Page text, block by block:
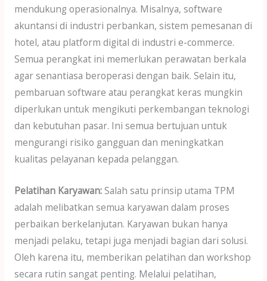
mendukung operasionalnya. Misalnya, software
akuntansi di industri perbankan, sistem pemesanan di
hotel, atau platform digital di industri e-commerce.
Semua perangkat ini memerlukan perawatan berkala
agar senantiasa beroperasi dengan baik. Selain itu,
pembaruan software atau perangkat keras mungkin
diperlukan untuk mengikuti perkembangan teknologi
dan kebutuhan pasar. Ini semua bertujuan untuk
mengurangi risiko gangguan dan meningkatkan
kualitas pelayanan kepada pelanggan.
Pelatihan Karyawan:Salah satu prinsip utama TPM
adalah melibatkan semua karyawan dalam proses
perbaikan berkelanjutan. Karyawan bukan hanya
menjadi pelaku, tetapi juga menjadi bagian dari solusi.
Oleh karena itu, memberikan pelatihan dan workshop
secara rutin sangat penting. Melalui pelatihan,